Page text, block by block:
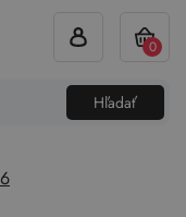
Hľadať
0